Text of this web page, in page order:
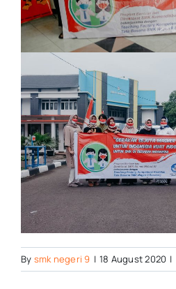
By smk negeri 9 | 18 August 2020 |